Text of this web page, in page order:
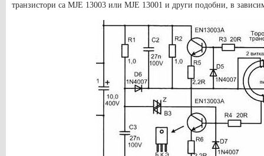
транзистори са MJE 13003 или MJE 13001 и други подобни, в